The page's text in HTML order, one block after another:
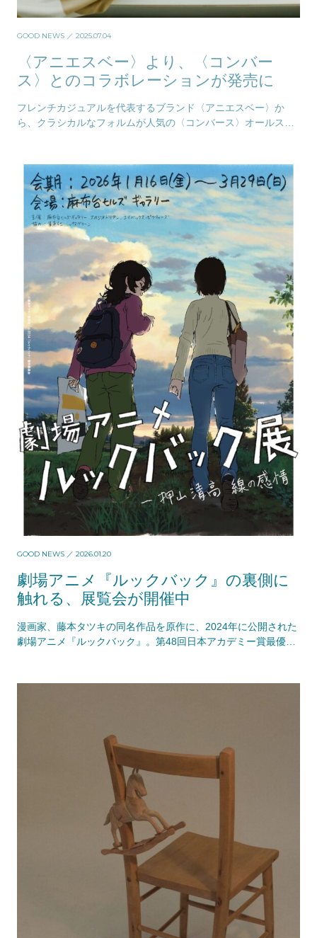
GOOD NEWS ／ 2025.07.04
〈アニエスベー〉より、〈コンバー
ス〉とのコラボレーションが発売に
フレンチカジュアルを代表するブランド〈アニエスベー〉か
ら、クラシカルなフォルムが人気の〈コンバース〉オールスタ
GOOD NEWS ／ 2026.01.20
劇場アニメ『ルックバック』の裏側に
触れる、展覧会が開催中
漫画家、藤本タツキの同名作品を原作に、2024年に公開された
劇場アニメ『ルックバック』。第48回日本アカデミー賞最優秀